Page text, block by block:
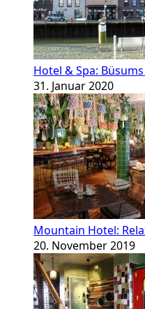
Hotel & Spa:
31. Januar 2020
Mountain Hotel:
20. November 2019